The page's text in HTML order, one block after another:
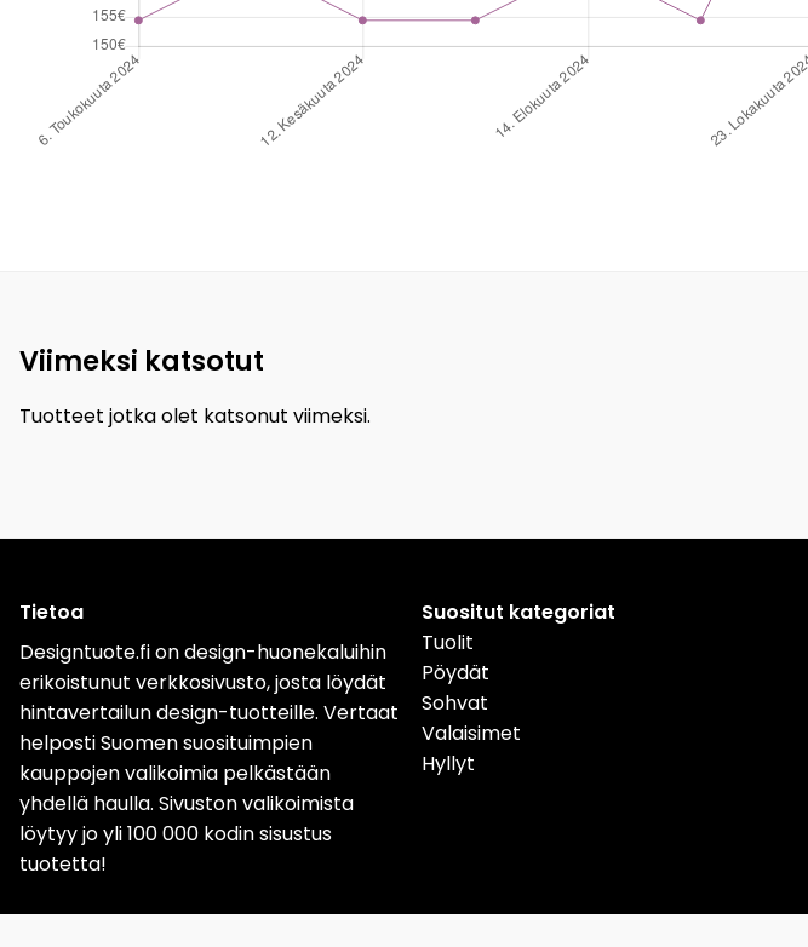
Viimeksi katsotut
Tuotteet jotka olet katsonut viimeksi.
Tietoa
Designtuote.fi on design-huonekaluihin
erikoistunut verkkosivusto, josta löydät
hintavertailun design-tuotteille. Vertaat
helposti Suomen suosituimpien
kauppojen valikoimia pelkästään
yhdellä haulla. Sivuston valikoimista
löytyy jo yli 100 000 kodin sisustus
tuotetta!
Suositut kategoriat
Tuolit
Pöydät
Sohvat
Valaisimet
Hyllyt